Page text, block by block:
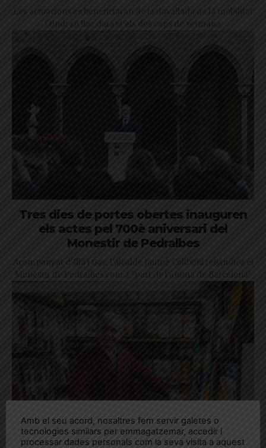
Les actuacions es beneficiaran de la davallada de la mobilitat
i tindran lloc durant els dos caps de setmana
Tres dies de portes obertes inauguren
els actes pel 700è aniversari del
Monestir de Pedralbes
Acompanyat d'Illa i Gay, l'alcalde Jaume Collboni reivindica el
Monestir de Pedralbes com a "part de l'ànima de Barcelona"
Amb el seu acord, nosaltres fem servir galetes o
tecnologies similars per emmagatzemar, accedir i
processar dades personals com la seva visita a aquest